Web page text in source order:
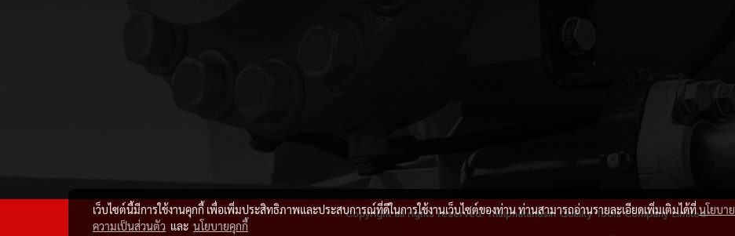
Copyright all rights reserved. Thaiphatanasin Quality Tools Company Limited.
เว็บไซต์นี้มีการใช้งานคุกกี้ เพื่อเพิ่มประสิทธิภาพและประสบการณ์ที่ดีในการใช้งานเว็บไซต์ของท่าน ท่านสามารถอ่านรายละเอียดเพิ่มเติมได้ที่นโยบาย
ความเป็นส่วนตัว และ นโยบายคุกกี้